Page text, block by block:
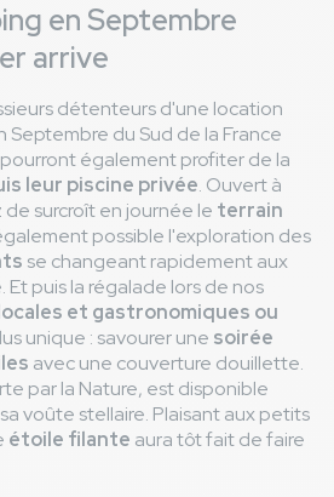
en Septembre
arrive
détenteurs d'une location
Septembre du Sud de la France
également profiter de la
leur piscine privée. Ouvert à
surcroît en journée le terrain
possible l'exploration des
se changeant rapidement aux
puis la régalade lors de nos
et gastronomiques ou
unique : savourer une soirée
avec une couverture douillette.
par la Nature, est disponible
voûte stellaire. Plaisant aux petits
étoile filante aura tôt fait de faire